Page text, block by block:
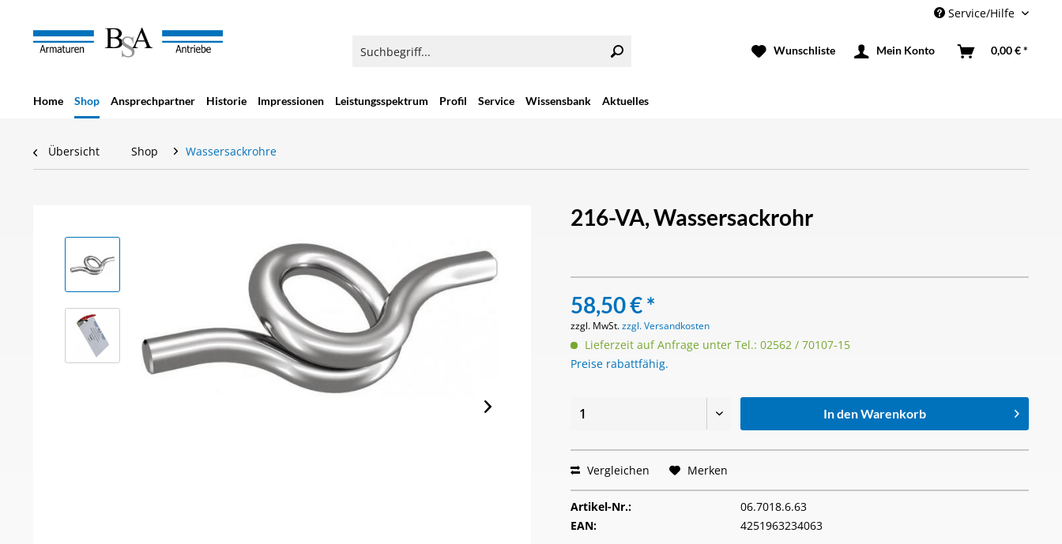
Service/Hilfe
Mein Konto 0,00 € *
Home Shop Ansprechpartner Historie Impressionen Leistungsspektrum Profil Service Wissensbank Aktuelles
Übersicht Shop Wassersackrohre
216-VA, Wassersackrohr
58,50 € *
zzgl. MwSt.zzgl. Versandkosten
Lieferzeit auf Anfrage unter Tel.: 02562 / 70107-15
Preise rabattfähig.
In denWarenkorb
Vergleichen Merken
Artikel-Nr.:
06.7018.6.63
EAN:
4251963234063